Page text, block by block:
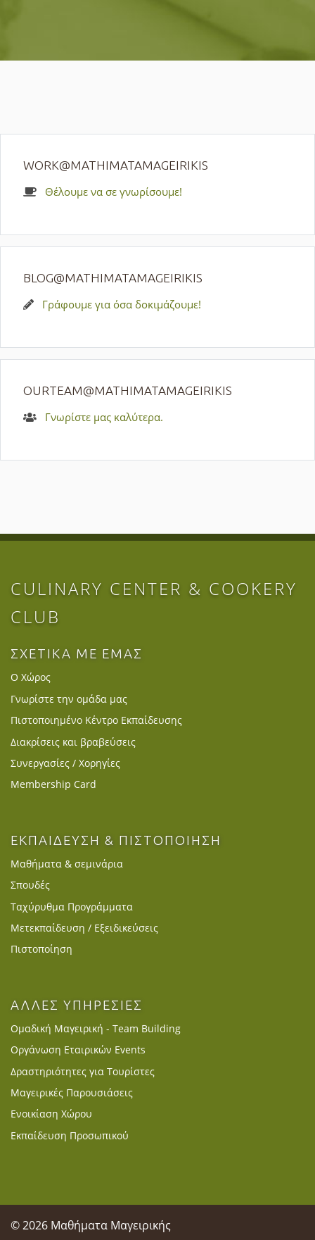
WORK@MATHIMATAMAGEIRIKIS
Θέλουμε να σε γνωρίσουμε!
BLOG@MATHIMATAMAGEIRIKIS
Γράφουμε για όσα δοκιμάζουμε!
OURTEAM@MATHIMATAMAGEIRIKIS
Γνωρίστε μας καλύτερα.
CULINARY CENTER & COOKERY
CLUB
ΣΧΕΤΙΚΑ ΜΕ ΕΜΑΣ
Ο Χώρος
Γνωρίστε την ομάδα μας
Πιστοποιημένο Κέντρο Εκπαίδευσης
Διακρίσεις και βραβεύσεις
Συνεργασίες / Χορηγίες
Membership Card
ΕΚΠΑΙΔΕΥΣΗ & ΠΙΣΤΟΠΟΙΗΣΗ
Μαθήματα & σεμινάρια
Σπουδές
Ταχύρυθμα Προγράμματα
Μετεκπαίδευση / Εξειδικεύσεις
Πιστοποίηση
ΑΛΛΕΣ ΥΠΗΡΕΣΙΕΣ
Ομαδική Μαγειρική - Team Building
Οργάνωση Εταιρικών Events
Δραστηριότητες για Τουρίστες
Μαγειρικές Παρουσιάσεις
Ενοικίαση Χώρου
Εκπαίδευση Προσωπικού
© 2026 Μαθήματα Μαγειρικής